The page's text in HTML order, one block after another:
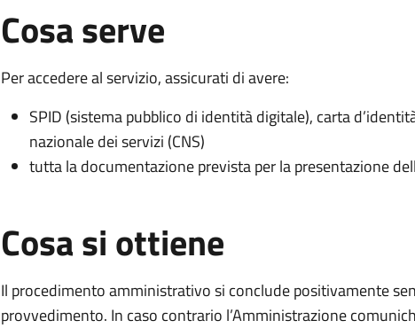
Cosa serve
Per accedere al servizio, assicurati di avere:
SPID (sistema pubblico di identità digitale), carta
nazionale dei servizi (CNS)
tutta la documentazione prevista per la presentazione
Cosa si ottiene
Il procedimento amministrativo si conclude positivamente
provvedimento. In caso contrario l’Amministrazione